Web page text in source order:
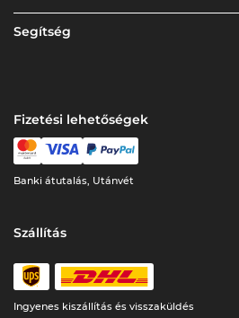
Segítség
Fizetési lehetőségek
Banki átutalás, Utánvét
Szállítás
Ingyenes kiszállítás és visszaküldés